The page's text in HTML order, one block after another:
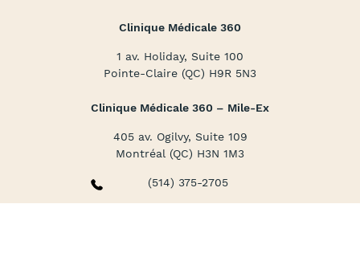
Clinique Médicale 360
1 av. Holiday, Suite 100
Pointe-Claire (QC) H9R 5N3
Clinique Médicale 360 – Mile-Ex
405 av. Ogilvy, Suite 109
Montréal (QC) H3N 1M3
(514) 375-2705